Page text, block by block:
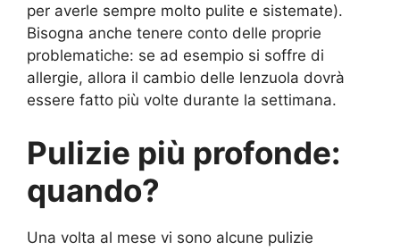
per averle sempre molto pulite e sistemate).
Bisogna anche tenere conto delle proprie
problematiche: se ad esempio si soffre di
allergie, allora il cambio delle lenzuola dovrà
essere fatto più volte durante la settimana.
Pulizie più profonde:
quando?
Una volta al mese vi sono alcune pulizie